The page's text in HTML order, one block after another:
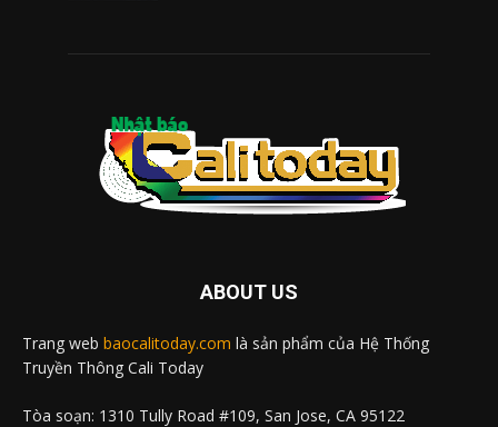
ABOUT US
Trang web baocalitoday.com là sản phẩm của Hệ Thống
Truyền Thông Cali Today
Tòa soạn: 1310 Tully Road #109, San Jose, CA 95122